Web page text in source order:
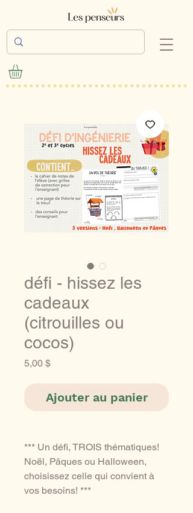
défi - hissez les
cadeaux
(citrouilles ou
cocos)
5,00 $Prix
Ajouter au panier
*** Un défi, TROIS thématiques!
Noël, Pâques ou Halloween,
choisissez celle qui convient à
vos besoins! ***